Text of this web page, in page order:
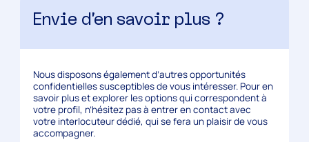
Envie d’en savoir plus ?
Nous disposons également d’autres opportunités
confidentielles susceptibles de vous intéresser. Pour en
savoir plus et explorer les options qui correspondent à
votre profil, n’hésitez pas à entrer en contact avec
votre interlocuteur dédié, qui se fera un plaisir de vous
accompagner.